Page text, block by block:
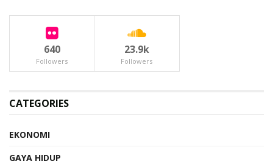
640
Followers
23.9k
Followers
CATEGORIES
EKONOMI
GAYA HIDUP